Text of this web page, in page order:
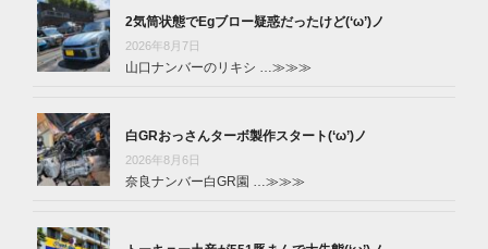
2気筒状態でEgブロー疑惑だったけど(‘ω’)ノ
2026年8月7日
山口ナンバーのリキシ … ≫≫≫
白GRおっさんターボ製作スタート(‘ω’)ノ
2026年8月6日
奈良ナンバー白GR園 … ≫≫≫